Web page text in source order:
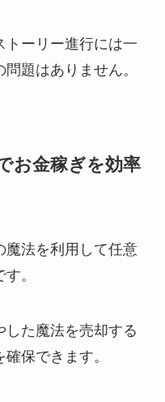
トーリー進行には一
題はありません。
お金稼ぎを効率
魔法を利用して任意
。
た魔法を売却する
保できます。